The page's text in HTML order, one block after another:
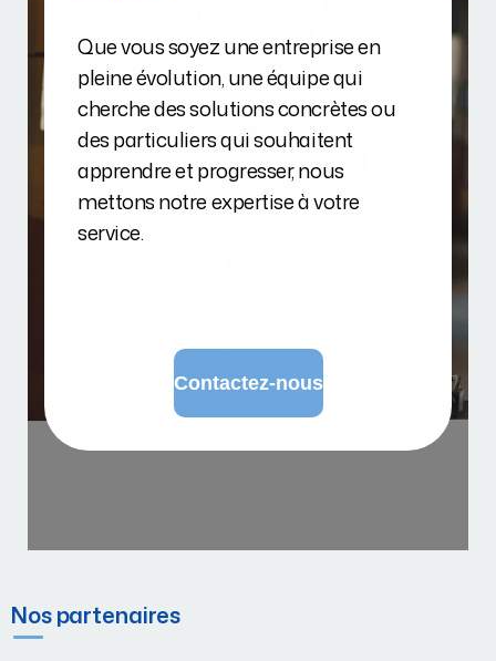
Que vous soyez une entreprise en
pleine évolution, une équipe qui
cherche des solutions concrètes ou
des particuliers qui souhaitent
apprendre et progresser, nous
mettons notre expertise à votre
service.
Nos partenaires